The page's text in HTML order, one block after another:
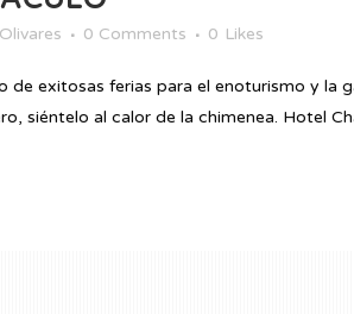
0 Comments 0 Likes
de exitosas ferias para el enoturismo y
siéntelo al calor de la chimenea. Hotel